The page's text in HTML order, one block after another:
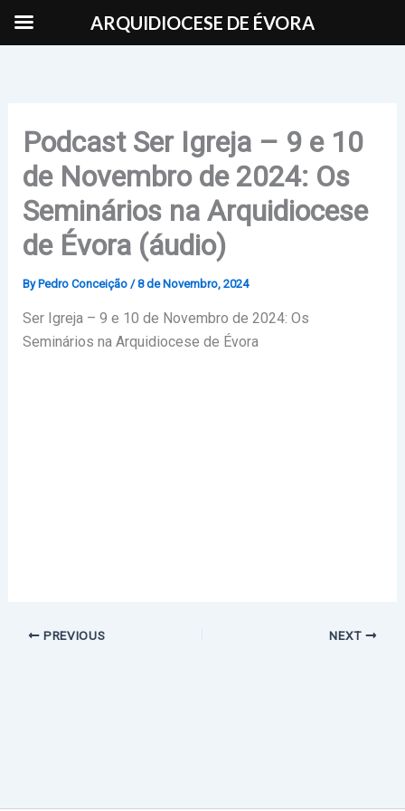
Podcast Ser Igreja – 9 e 10
de Novembro de 2024: Os
Seminários na Arquidiocese
de Évora (áudio)
By Pedro Conceição /8 de Novembro, 2024
Ser Igreja – 9 e 10 de Novembro de 2024: Os
Seminários na Arquidiocese de Évora
PREVIOUS NEXT
ARQUIDIOCESE DE ÉVORA